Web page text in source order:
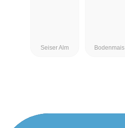
Seiser Alm Bodenmais